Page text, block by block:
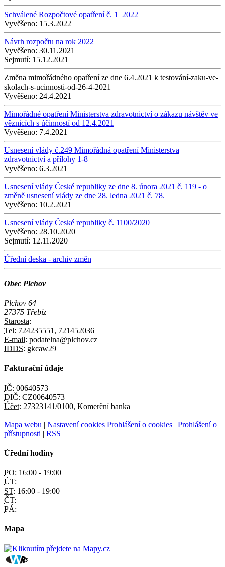
Schválené Rozpočtové opatření č. 1_2022
Vyvěšeno: 15.3.2022
Návrh rozpočtu na rok 2022
Vyvěšeno: 30.11.2021
Sejmutí: 15.12.2021
Změna mimořádného opatření ze dne 6.4.2021 k testování-zaku-ve-
skolach-s-ucinnosti-od-26-4-2021
Vyvěšeno: 24.4.2021
Mimořádné opatření Ministerstva zdravotnictví o zákazu návštěv ve
věznicích s účinností od 12.4.2021
Vyvěšeno: 7.4.2021
Usnesení vlády č.249 Mimořádná opatření Ministerstva
zdravotnictví a přílohy 1-8
Vyvěšeno: 6.3.2021
Usnesení vlády České republiky ze dne 8. února 2021 č. 119 - o
změně usnesení vlády ze dne 28. ledna 2021 č. 78.
Vyvěšeno: 10.2.2021
Usnesení vlády České republiky č. 1100/2020
Vyvěšeno: 28.10.2020
Sejmutí: 12.11.2020
Úřední deska - archiv změn
Obec Plchov
Plchov 64
27375 Třebíz
Starosta:
Tel: 724235551, 721452036
E-mail: podatelna@plchov.cz
IDDS: gkcaw29
Fakturační údaje
IČ: 00640573
DIČ: CZ00640573
Účet: 27323141/0100, Komerční banka
Mapa webu | Nastavení cookies Prohlášení o cookies | Prohlášení o
přístupnosti | RSS
Úřední hodiny
PO: 16:00 - 19:00
ÚT:
ST: 16:00 - 19:00
ČT:
PÁ:
Mapa